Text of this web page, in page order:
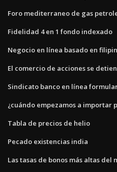
Foro mediterraneo de gas
Fidelidad 4 en 1 fondo indexado
Negocio en línea basado en
El comercio de acciones se
Sindicato banco en línea
¿cuándo empezamos a importar
Tabla de precios de helio
Pecado existencias india
Las tasas de bonos más altas del